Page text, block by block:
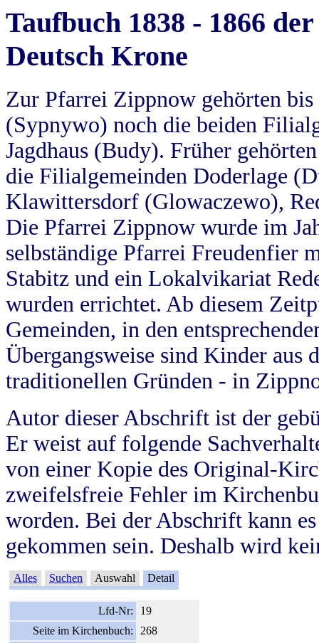
Taufbuch 1838 - 1866
Deutsch Krone
Zur Pfarrei Zippnow gehörten
(Sypnywo) noch die beiden
Jagdhaus (Budy). Früher
die Filialgemeinden Doderlage
Klawittersdorf (Glowaczewo),
Die Pfarrei Zippnow wurde im
selbständige Pfarrei Freudenfier
Stabitz und ein Lokalvikariat
wurden errichtet. Ab diesem
Gemeinden, in den
Übergangsweise sind Kinder aus
traditionellen Gründen - in
Autor dieser Abschrift ist der
Er weist auf folgende
von einer Kopie des Original-
zweifelsfreie Fehler im
worden. Bei der Abschrift kann
gekommen sein. Deshalb wird
Alles Suchen Auswahl Detail
Lfd-Nr:
19
Seite im Kirchenbuch:
268